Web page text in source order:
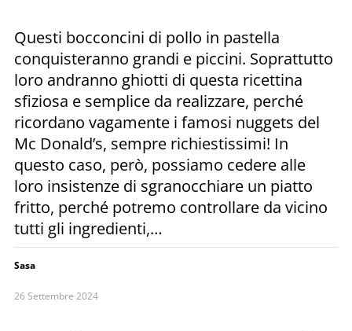
Questi bocconcini di pollo in pastella
conquisteranno grandi e piccini. Soprattutto
loro andranno ghiotti di questa ricettina
sfiziosa e semplice da realizzare, perché
ricordano vagamente i famosi nuggets del
Mc Donald’s, sempre richiestissimi! In
questo caso, però, possiamo cedere alle
loro insistenze di sgranocchiare un piatto
fritto, perché potremo controllare da vicino
tutti gli ingredienti,…
Sasa
26 Settembre 2024